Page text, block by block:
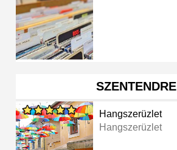
SZENTENDRE
Hangszerüzlet
Hangszerüzlet